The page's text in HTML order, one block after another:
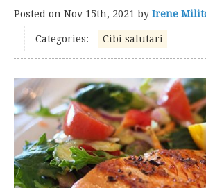
Posted on Nov 15th, 2021 by Irene
Categories: Cibi salutari